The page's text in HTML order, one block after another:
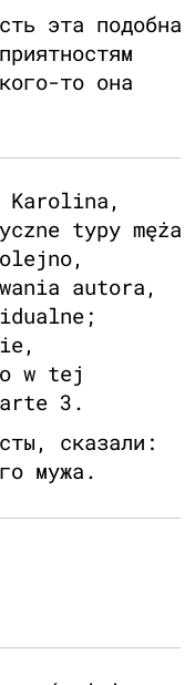
эта подобна
то она
Karolina,
typy męża
autora,
w tej
3.
сказали:
мужа.